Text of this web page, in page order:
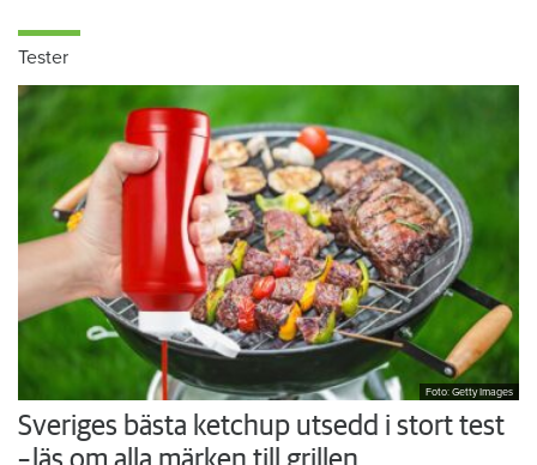
Tester
Foto: Getty Images
Sveriges bästa ketchup utsedd i stort test